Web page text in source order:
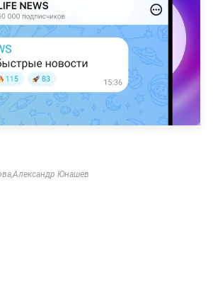
,Александр Юнашев